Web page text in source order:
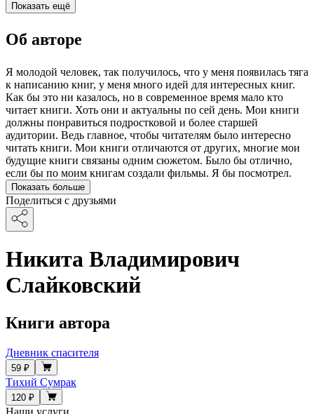
Показать ещё
Об авторе
Я молодой человек, так получилось, что у меня появилась тяга
к написанию книг, у меня много идей для интересных книг.
Как бы это ни казалось, но в современное время мало кто
читает книги. Хоть они и актуальны по сей день. Мои книги
должны понравиться подростковой и более старшей
аудитории. Ведь главное, чтобы читателям было интересно
читать книги. Мои книги отличаются от других, многие мои
будущие книги связаны одним сюжетом. Было бы отлично,
если бы по моим книгам создали фильмы. Я бы посмотрел.
Показать больше
Поделиться с друзьями
Никита Владимирович
Слайковский
Книги автора
Дневник спасителя
59 ₽
Тихий Cумрак
120 ₽
Наши услуги